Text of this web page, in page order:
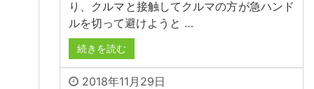
り、クルマと接触してクルマの方が急ハンド
ルを切って避けようと …
続きを読む
2018年11月29日